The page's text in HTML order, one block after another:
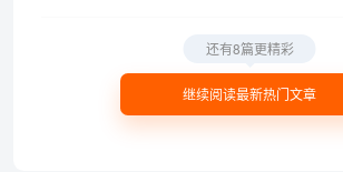
继续阅读最新热门文章
还有8篇更精彩